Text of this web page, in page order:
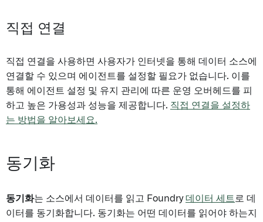
직접 연결
직접 연결을 사용하면 사용자가 인터넷을 통해 데이터 소스에
연결할 수 있으며 에이전트를 설정할 필요가 없습니다. 이를
통해 에이전트 설정 및 유지 관리에 따른 운영 오버헤드를 피
하고 높은 가용성과 성능을 제공합니다. 직접 연결을 설정하
는 방법을 알아보세요.
동기화
동기화는 소스에서 데이터를 읽고 Foundry데이터 세트 로 데
이터를 동기화합니다. 동기화는 어떤 데이터를 읽어야 하는지